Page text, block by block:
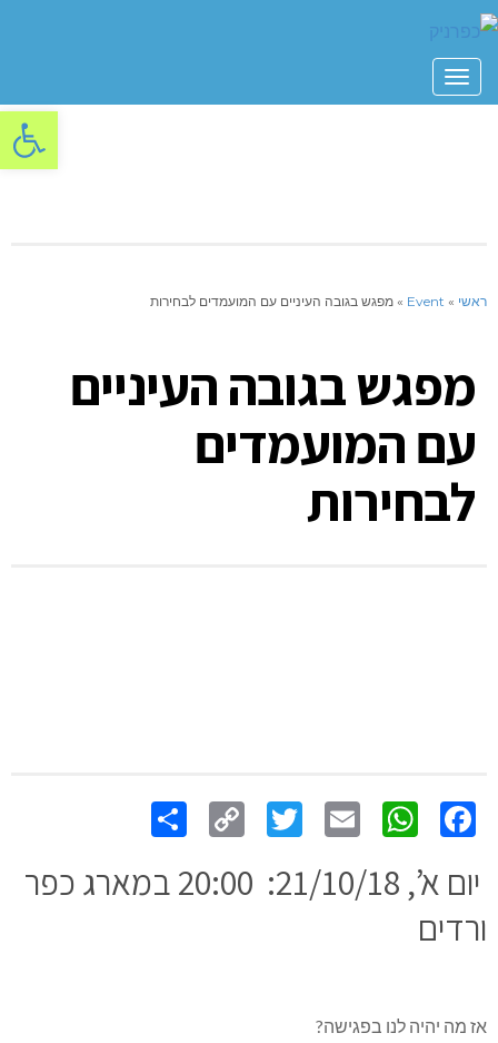
תפריט
ראשי »
Event
» מפגש בגובה העיניים עם המועמדים לבחירות
מפגש בגובה העיניים
עם המועמדים
לבחירות
Facebook
WhatsApp
Email
Twitter
Copy
Link
יום א’, 21/10/18: 20:00 במארג כפר
ורדים
אז מה יהיה לנו בפגישה?
פתח